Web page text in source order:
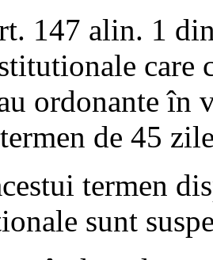
147 alin. 1
care
ordonante în
de 45
termen
sunt